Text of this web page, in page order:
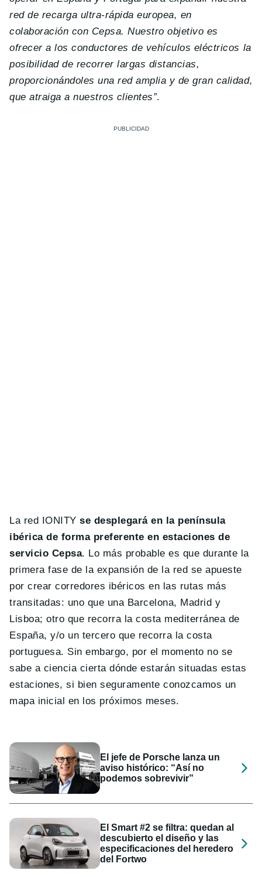
red de recarga ultra-rápida europea, en
colaboración con Cepsa. Nuestro objetivo es
ofrecer a los conductores de vehículos eléctricos la
posibilidad de recorrer largas distancias,
proporcionándoles una red amplia y de gran calidad,
que atraiga a nuestros clientes”.
La red IONITYse desplegará en la península
ibérica de forma preferente en estaciones de
servicio Cepsa. Lo más probable es que durante la
primera fase de la expansión de la red se apueste
por crear corredores ibéricos en las rutas más
transitadas: uno que una Barcelona, Madrid y
Lisboa; otro que recorra la costa mediterránea de
España, y/o un tercero que recorra la costa
portuguesa. Sin embargo, por el momento no se
sabe a ciencia cierta dónde estarán situadas estas
estaciones, si bien seguramente conozcamos un
mapa inicial en los próximos meses.
El jefe de Porsche lanza un
aviso histórico: “Así no
podemos sobrevivir”
El Smart #2 se filtra: quedan al
descubierto el diseño y las
especificaciones del heredero
del Fortwo